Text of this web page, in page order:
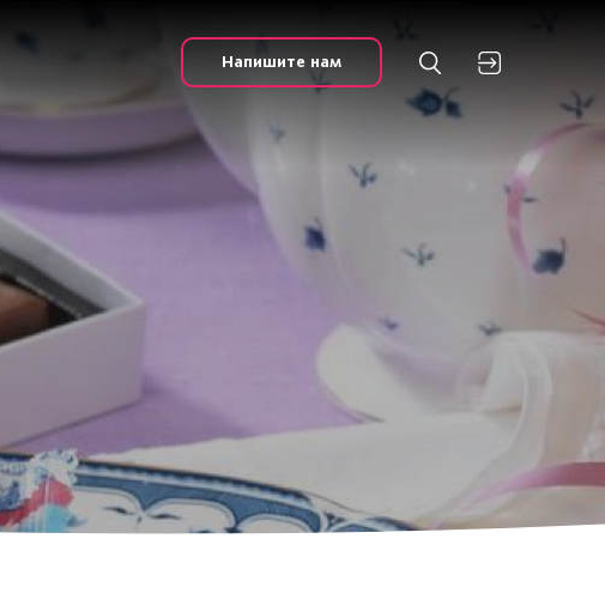
Напишите нам